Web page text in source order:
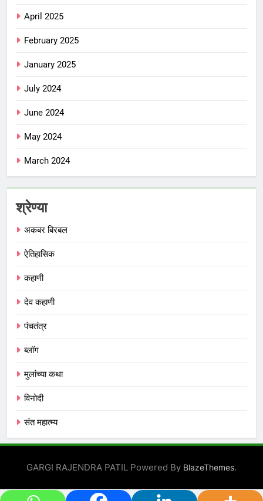
April 2025
February 2025
January 2025
July 2024
June 2024
May 2024
March 2024
श्रेण्या
अकबर बिरबल
ऐतिहासिक
कहाणी
देव कहाणी
पंचतंत्र
ब्लॉग
मुलांच्या कथा
विनोदी
संत महात्म्य
GARGI RAJENDRA PATIL Powered By BlazeThemes.